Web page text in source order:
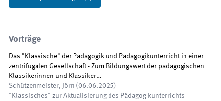
Vorträge
Das "Klassische" der Pädagogik und Pädagogikunterricht in einer
zentrifugalen Gesellschaft - Zum Bildungswert der pädagogischen
Klassikerinnen und Klassiker…
Schützenmeister, Jörn (06.06.2025)
"Klassisches" zur Aktualisierung des Pädagogikunterrichts -